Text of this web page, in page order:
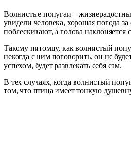
Волнистые попугаи –
увидели человека, хорошая погода
поблескивают, а голова наклоняется
Такому питомцу, как волнистый
некогда с ним поговорить, он не
успехом, будет развлекать себя сам.
В тех случаях, когда волнистый
том, что птица имеет тонкую